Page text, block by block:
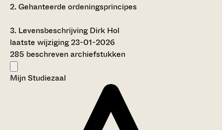
2.Gehanteerde ordeningsprincipes
3. Levensbeschrijving Dirk Hol
laatste wijziging 23-01-2026
285 beschreven archiefstukken
Mijn Studiezaal